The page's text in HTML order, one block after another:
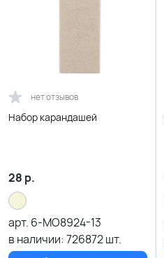
нет отзывов
Набор карандашей
28 р.
арт. 6-MO8924-13
в наличии:726872шт.